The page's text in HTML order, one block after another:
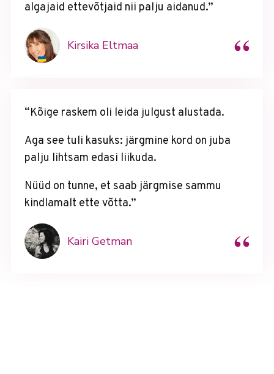
algajaid ettevõtjaid nii palju aidanud.”
Kirsika Eltmaa “
“Kõige raskem oli leida julgust alustada.
Aga see tuli kasuks: järgmine kord on juba
palju lihtsam edasi liikuda.
Nüüd on tunne, et saab järgmise sammu
kindlamalt ette võtta.”
Kairi Getman “